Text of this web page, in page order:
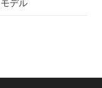
デル